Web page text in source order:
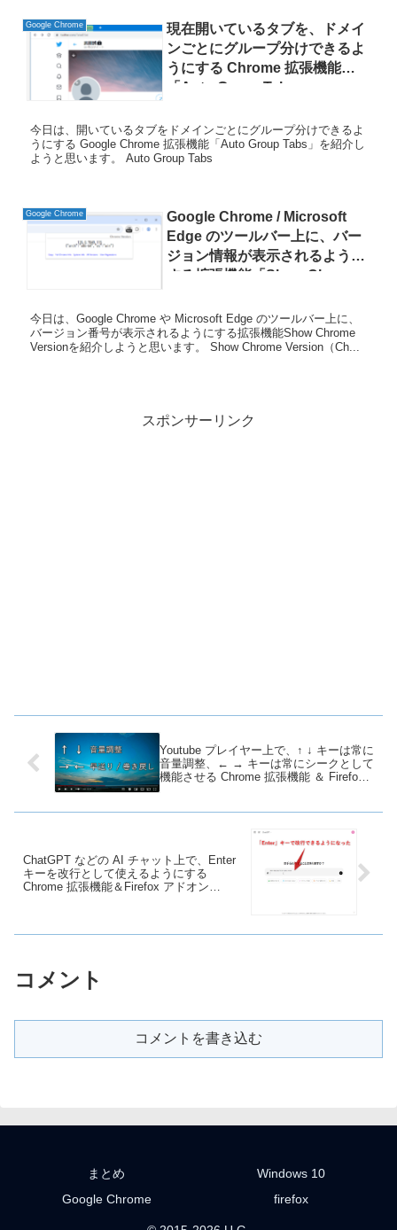
Google Chrome
現在開いているタブを、ドメイ
ンごとにグループ分けできるよ
うにする Chrome 拡張機能
「Auto Group Tabs」
今日は、開いているタブをドメインごとにグループ分けできるよ
うにする Google Chrome 拡張機能「Auto Group Tabs」を紹介し
ようと思います。 Auto Group Tabs
Google Chrome
Google Chrome / Microsoft
Edge のツールバー上に、バー
ジョン情報が表示されるように
する拡張機能「Show Chrome
今日は、Google Chrome や Microsoft Edge のツールバー上に、
バージョン番号が表示されるようにする拡張機能Show Chrome
Versionを紹介しようと思います。 Show Chrome Version（Ch...
スポンサーリンク
Youtube プレイヤー上で、↑ ↓ キーは常に
音量調整、← → キーは常にシークとして
機能させる Chrome 拡張機能 ＆ Firefox
アドオン「YouTube Control Fix」
ChatGPT などの AI チャット上で、Enter
キーを改行として使えるようにする
Chrome 拡張機能＆Firefox アドオン
コメント
コメントを書き込む
まとめ
Windows 10
Google Chrome
firefox